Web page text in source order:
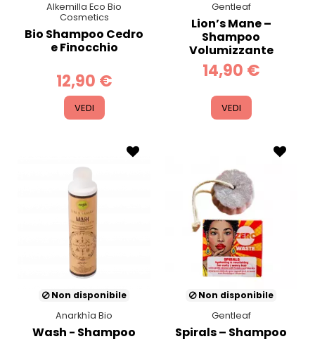
Alkemilla Eco Bio
Cosmetics
Bio Shampoo Cedro
e Finocchio
12,90 €
VEDI
Gentleaf
Lion’s Mane –
Shampoo
Volumizzante
14,90 €
VEDI
Non disponibile
Anarkhìa Bio
Wash - Shampoo
Non disponibile
Gentleaf
Spirals – Shampoo